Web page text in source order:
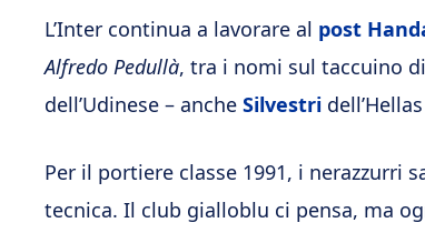
L’Inter continua a lavorare al post
Alfredo Pedullà, tra i nomi sul taccuino di
dell’Udinese – anche Silvestri
Per il portiere classe 1991, i nerazzurri
tecnica. Il club gialloblu ci pensa, ma